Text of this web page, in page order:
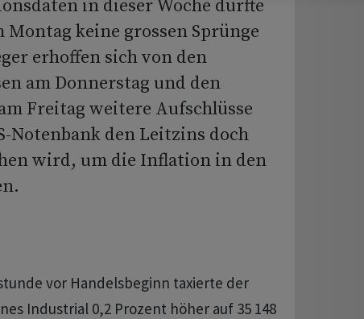
in dieser Woche dürfte
Montag keine grossen Sprünge
erhoffen sich von den
am Donnerstag und den
Freitag weitere Aufschlüsse
Notenbank den Leitzins doch
wird, um die Inflation in den
vor Handelsbeginn taxierte der
Industrial 0,2 Prozent höher auf 35 148